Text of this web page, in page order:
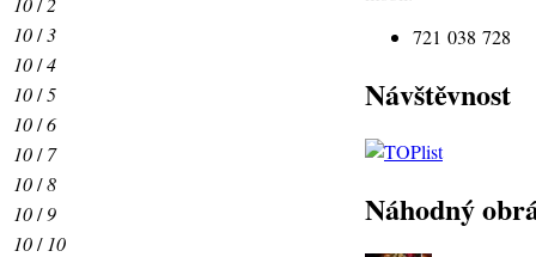
10/3
10/4
10/5
10/6
10/7
10/8
10/9
10/ 10
721 038 728
Návštěvnost
Náhodný